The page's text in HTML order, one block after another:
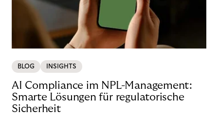
BLOG INSIGHTS
AI Compliance im NPL-Management:
Smarte Lösungen für regulatorische
Sicherheit